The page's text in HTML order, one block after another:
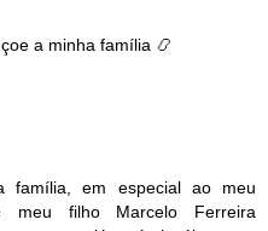
a minha família 📿
família, em especial ao meu
meu filho Marcelo Ferreira